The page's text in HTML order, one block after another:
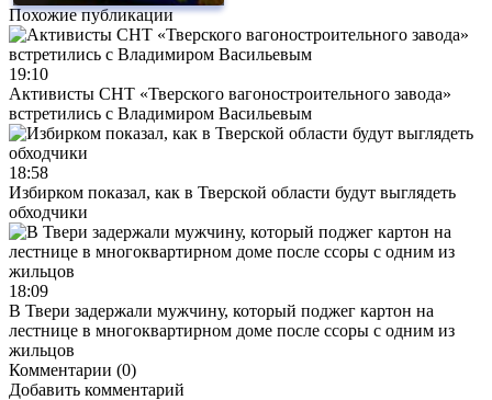
Похожие публикации
19:10
Активисты СНТ «Тверского вагоностроительного завода»
встретились с Владимиром Васильевым
18:58
Избирком показал, как в Тверской области будут выглядеть
обходчики
18:09
В Твери задержали мужчину, который поджег картон на
лестнице в многоквартирном доме после ссоры с одним из
жильцов
Комментарии (0)
Добавить комментарий